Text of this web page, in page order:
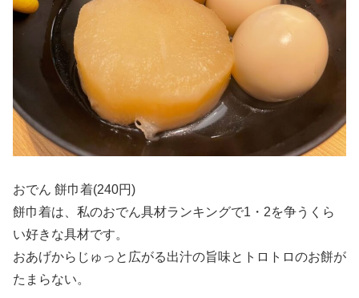
おでん 餅巾着(240円)
餅巾着は、私のおでん具材ランキングで1・2を争うくら
い好きな具材です。
おあげからじゅっと広がる出汁の旨味とトロトロのお餅が
たまらない。